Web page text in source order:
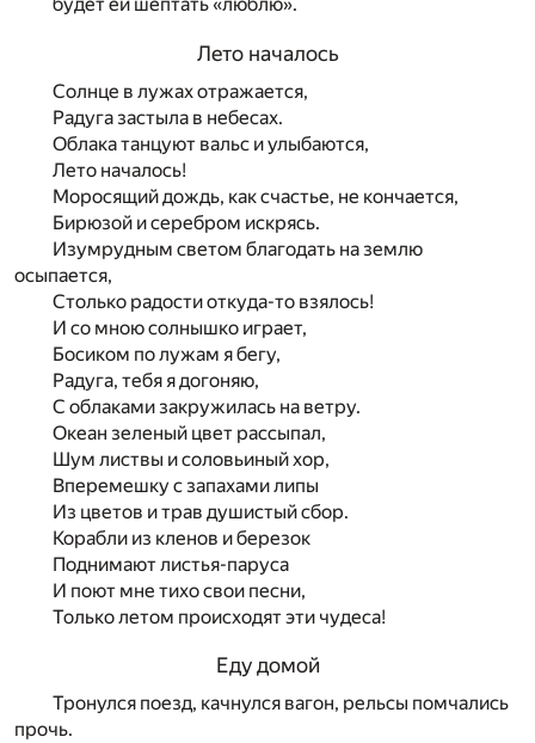
Лето началось
Солнце в лужах отражается,
Радуга застыла в небесах.
Облака танцуют вальс и улыбаются,
Лето началось!
Моросящий дождь, как счастье, не кончается,
Бирюзой и серебром искрясь.
Изумрудным светом благодать на землю
осыпается,
Столько радости откуда-то взялось!
И со мною солнышко играет,
Босиком по лужам я бегу,
Радуга, тебя я догоняю,
С облаками закружилась на ветру.
Океан зеленый цвет рассыпал,
Шум листвы и соловьиный хор,
Вперемешку с запахами липы
Из цветов и трав душистый сбор.
Корабли из кленов и березок
Поднимают листья-паруса
И поют мне тихо свои песни,
Только летом происходят эти чудеса!
Еду домой
Тронулся поезд, качнулся вагон, рельсы помчались
прочь.